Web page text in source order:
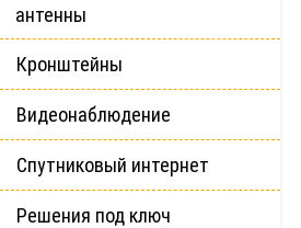
антенны
Кронштейны
Видеонаблюдение
Спутниковый интернет
Решения под ключ